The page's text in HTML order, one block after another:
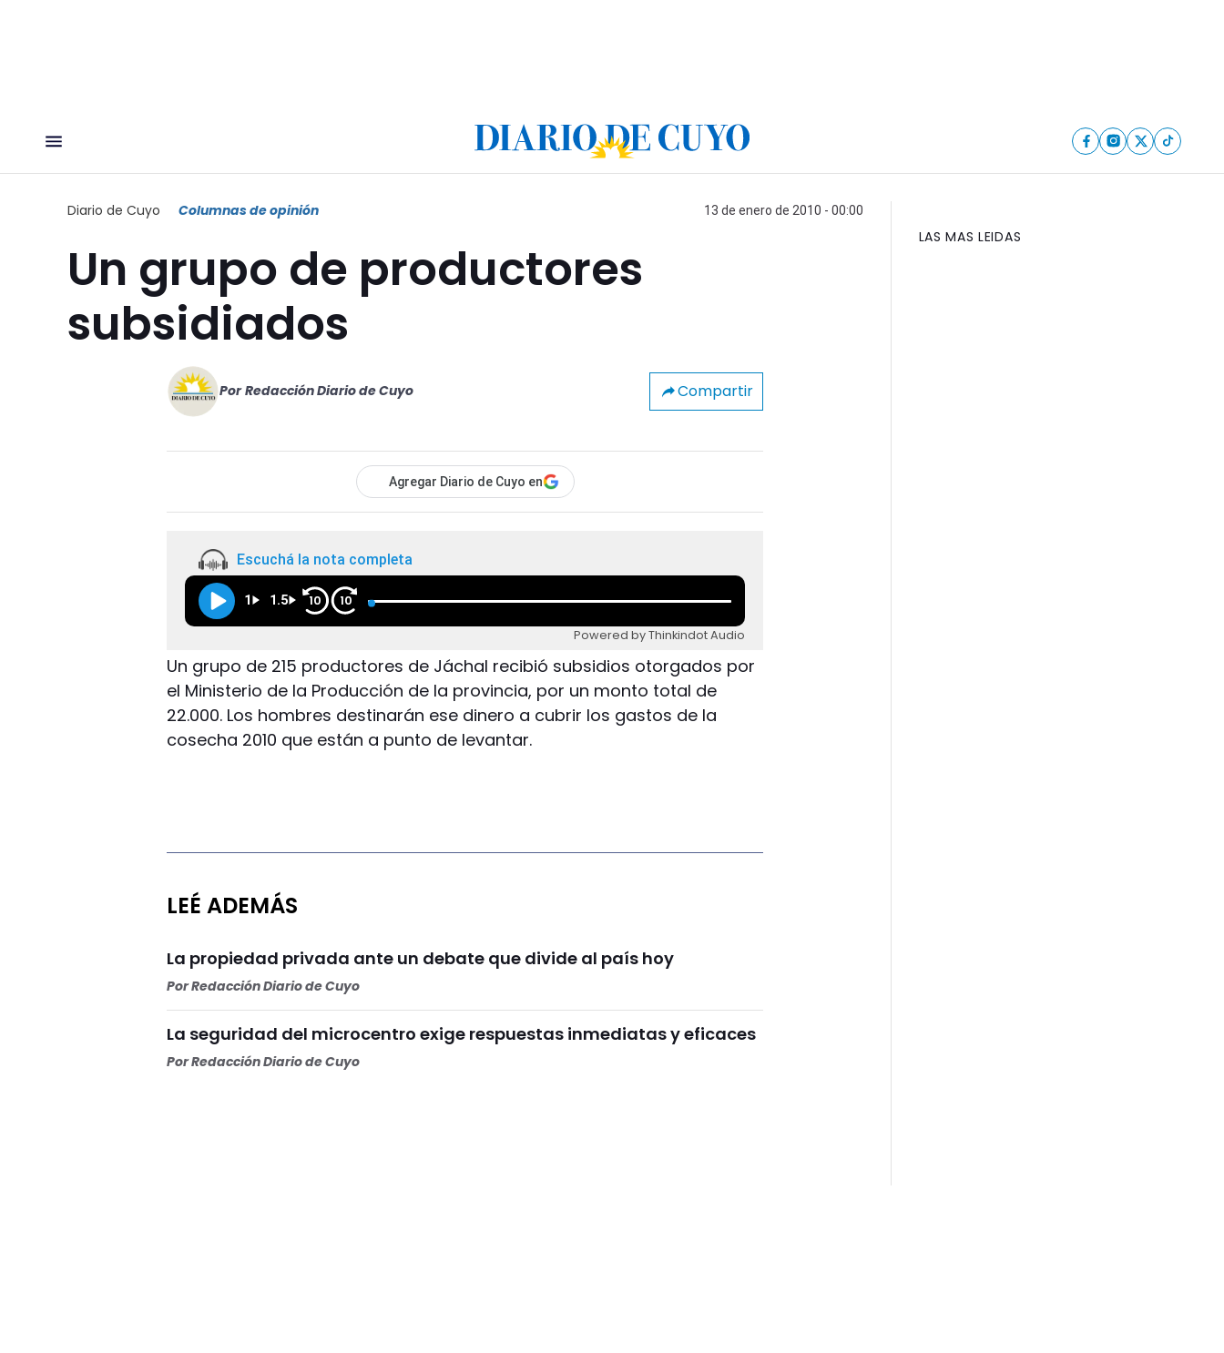
Diario de Cuyo Columnas de opinión 13 de enero de 2010 - 00:00
Un grupo de productores
subsidiados
Por Redacción Diario de Cuyo Compartir
Agregar Diario de Cuyo en
Escuchá la nota completa
1 1.5 10 10
Powered by Thinkindot Audio
Un grupo de 215 productores de Jáchal recibió subsidios otorgados por
el Ministerio de la Producción de la provincia, por un monto total de
22.000. Los hombres destinarán ese dinero a cubrir los gastos de la
cosecha 2010 que están a punto de levantar.
LEÉ ADEMÁS
La propiedad privada ante un debate que divide al país hoy
PorRedacción Diario de Cuyo
La seguridad del microcentro exige respuestas inmediatas y eficaces
PorRedacción Diario de Cuyo
LAS MAS LEIDAS